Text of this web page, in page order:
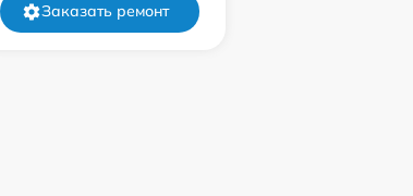
Заказать ремонт